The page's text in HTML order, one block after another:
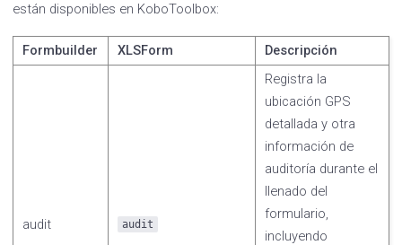
están disponibles en KoboToolbox:
Formbuilder XLSForm Descripción
audit audit
Registra la
ubicación GPS
detallada y otra
información de
auditoría durante el
llenado del
formulario,
incluyendo